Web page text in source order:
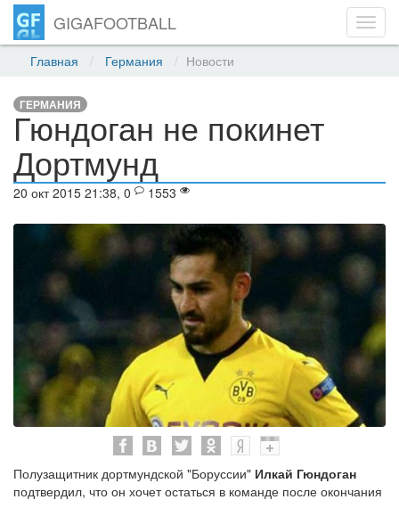
GIGAFOOTBALL
Главная Германия Новости
ГЕРМАНИЯ
Гюндоган не покинет
Дортмунд
20 окт 2015 21:38, 0 1553
Полузащитник дортмундской "Боруссии" Илкай Гюндоган
подтвердил, что он хочет остаться в команде после окончания